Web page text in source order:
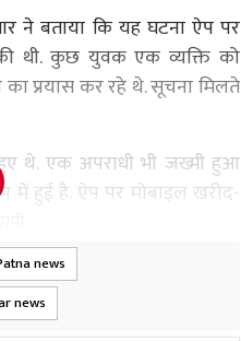
ने बताया कि यह घटना ऐप पर
थी. कुछ युवक एक व्यक्ति को
प्रयास कर रहे थे. सूचना मिलते
थे. एक अपराधी भी जख्मी हुआ
में हुई है. ऐप पर मोबाइल खरीद-
ने पुलिस पर ताबड़तोड़ फायरिंग
और एएसआई संजय कुमार के हाथ
खतरे से बाहर हैं.
news
news